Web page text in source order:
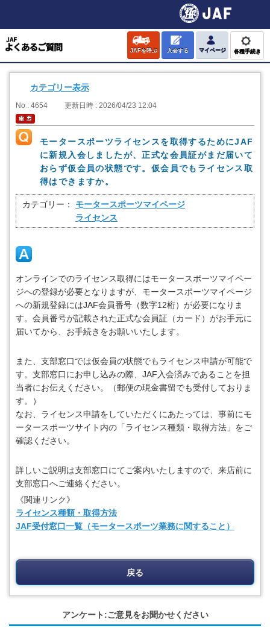
JAFを呼ぶ 入会する マイページ 各種手続き
カテゴリー表示
No : 4654 更新日時 : 2026/04/23 12:04
モータースポーツライセンスを取得するためにJAF
に新規入会しましたが、正式な会員証がまだ届いて
おらず仮会員の状態です。仮会員でもライセンス取
得はできますか。
カテゴリー：
モータースポーツマイページ
ライセンス
オンラインでのライセンス取得にはモータースポーツマイペー
ジへの登録が必要となりますが、モータースポーツマイページ
への新規登録にはJAF会員番号（数字12桁）が必要になりま
す。会員番号が記載された正式な会員証（カード）がお手元に
届いてから、お手続きをお願いいたします。
また、支部窓口では仮会員の状態でもライセンス申請が可能で
す。支部窓口にお申し込みの際、JAF入会済みであることを担
当者にお伝えください。（郵便の現金書留でも受付しておりま
す。）
なお、ライセンス申請をしていただくにあたっては、事前にモ
ータースポーツサイト内の「ライセンス種類・取得方法」をご
確認ください。
詳しいご説明は支部窓口にてご案内いたしますので、来店前に
支部窓口へご連絡ください。
《関連リンク》
ライセンス種類・取得方法
JAF受付窓口一覧（モータースポーツ業務に関すること）
戻る
アンケート:ご意見をお聞かせください